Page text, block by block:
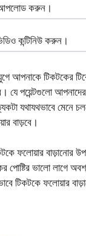
আপলোড করুন।
কন্টিনিউ করুন।
আপনাকে টিকটকের
যে পয়েন্টগুলো
যথাযথভাবে মেনে
বাড়বে।
ফলোয়ার বাড়ানোর
ভালো লাগে
টিকটকে ফলোয়ার